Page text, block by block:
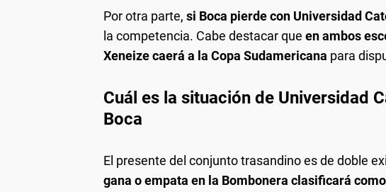
Por otra parte, si Boca pierde con Universidad
la competencia. Cabe destacar que en ambos
Xeneize caerá a la Copa Sudamericana para
Cuál es la situación de Universidad
Boca
El presente del conjunto trasandino es de doble
gana o empata en la Bombonera clasificará